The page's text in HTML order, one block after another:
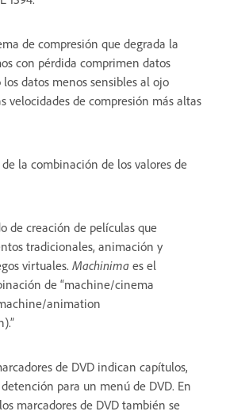
de compresión que degrada la
con pérdida comprimen datos
datos menos sensibles al ojo
velocidades de compresión más altas
de la combinación de los valores de
de creación de películas que
tradicionales, animación y
virtuales. Machinima es el
de “machine/cinema
animation
de DVD indican capítulos,
para un menú de DVD. En
marcadores de DVD también se